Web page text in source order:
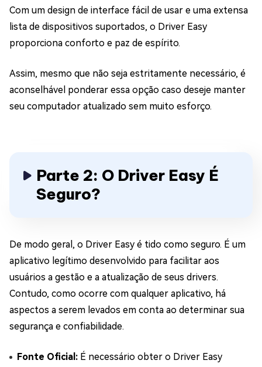
Com um design de interface fácil de usar e uma extensa
lista de dispositivos suportados, o Driver Easy
proporciona conforto e paz de espírito.
Assim, mesmo que não seja estritamente necessário, é
aconselhável ponderar essa opção caso deseje manter
seu computador atualizado sem muito esforço.
Parte 2: O Driver Easy É
Seguro?
De modo geral, o Driver Easy é tido como seguro. É um
aplicativo legítimo desenvolvido para facilitar aos
usuários a gestão e a atualização de seus drivers.
Contudo, como ocorre com qualquer aplicativo, há
aspectos a serem levados em conta ao determinar sua
segurança e confiabilidade.
Fonte Oficial: É necessário obter o Driver Easy